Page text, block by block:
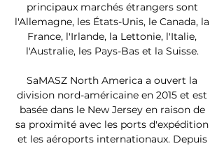
principaux marchés étrangers sont
l'Allemagne, les États-Unis, le Canada, la
France, l'Irlande, la Lettonie, l'Italie,
l'Australie, les Pays-Bas et la Suisse.
SaMASZ North America a ouvert la
division nord-américaine en 2015 et est
basée dans le New Jersey en raison de
sa proximité avec les ports d'expédition
et les aéroports internationaux. Depuis